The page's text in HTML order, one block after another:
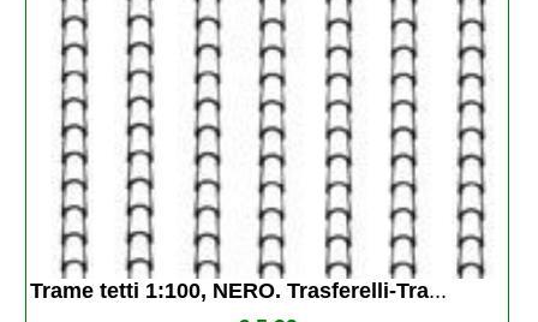
Trame tetti 1:100, NERO. Trasferelli-Tra...